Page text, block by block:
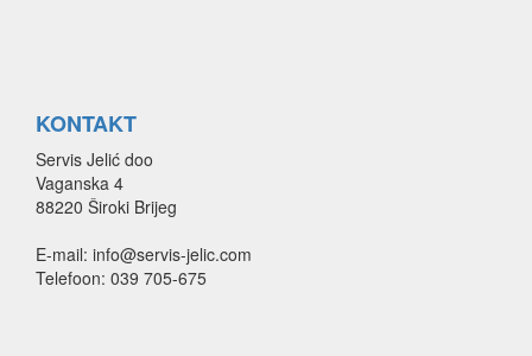
KONTAKT
Servis Jelić doo
Vaganska 4
88220 Široki Brijeg
E-mail: info@servis-jelic.com
Telefoon: 039 705-675